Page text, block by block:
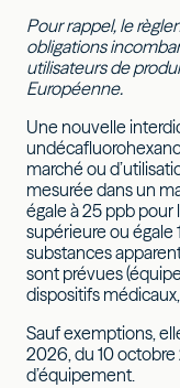
Pour rappel, le
obligations
utilisateurs de
Européenne.
Une nouvelle
marché ou
mesurée dans un
égale à 25 ppb pour
supérieure ou
substances
sont prévues
dispositifs
Sauf exemptions,
2026, du 10
d’équipement.